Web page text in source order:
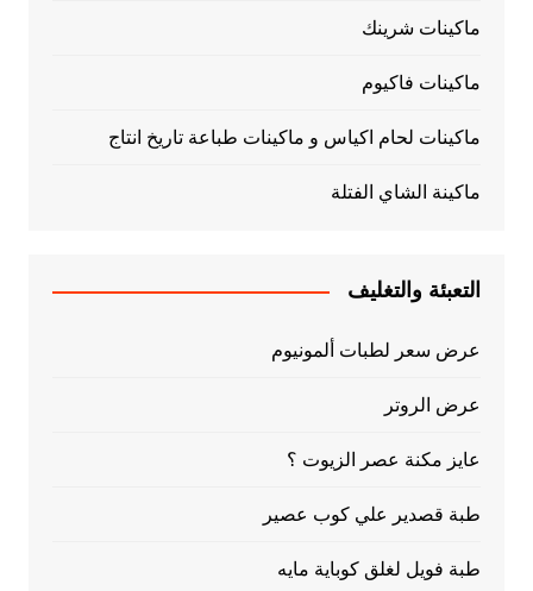
ماكينات شرينك
ماكينات فاكيوم
ماكينات لحام اكياس و ماكينات طباعة تاريخ انتاج
ماكينة الشاي الفتلة
التعبئة والتغليف
عرض سعر لطبات ألمونيوم
عرض الروتر
عايز مكنة عصر الزيوت ؟
طبة قصدير علي كوب عصير
طبة فويل لغلق كوباية مايه